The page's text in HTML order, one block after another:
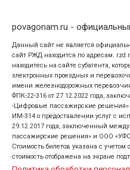
povagonam.ru -
Данный сайт не является
сайт РЖД находится по адресам:
находитесь на сайте субагента,
электронных проездных и
имени железнодорожных
ФПК-22-316 от 27.12.2022 года,
-Цифровые пассажирские
ИМ-314 о предоставлении услуг с
29.12.2017 года, заключенный
пассажирские решения» и ООО
Стоимость билетов указана с учетом
стоимость отображена на экране